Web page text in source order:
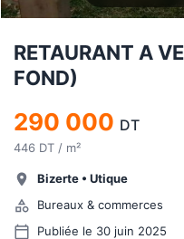
RETAURANT A
FOND)
290 000 DT
446 DT / m²
Bizerte • Utique
Bureaux & commerces
Publiée le 30 juin 2025